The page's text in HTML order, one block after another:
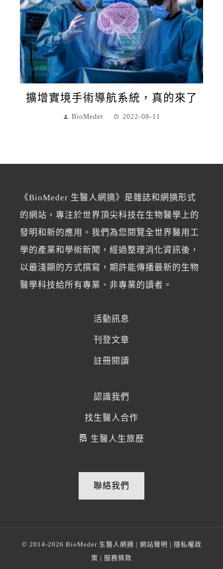
擴增實境手術導航系統，真的來了
BioMeder 2022-08-11
《BioMeder 生醫人網摘》是雜誌和網摘形式
的網站，專注於世界頂尖科技在生物醫學上的
發明和新的應用。我們為您閱覽全世界醫用工
學的產業和學術新聞，經過整理消化資訊後，
以最淺顯的方式撰寫，期許能傳播最新的生物
醫學科技給所有專業、非專業的讀者。
活動訊息
刊登文章
註冊閱讀
認識我們
找生醫人合作
生醫人生旅歷
聯絡我們
© 2014-2026 BioMeder 生醫人網摘 | 網站聲明 | 隱私權政
策 | 服務條款